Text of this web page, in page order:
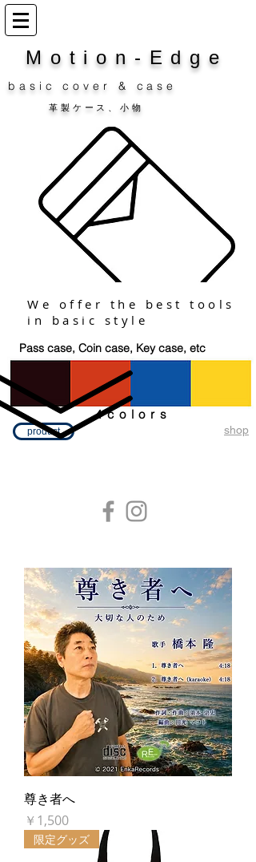
​Motion-Edge
basic cover & case
We offer the
​ best tools
in basic style
​革製ケース、小物
Pass case, Coin case, Key case, etc
4colors
​shop
product
尊き者へ
価格
￥1,500
限定グッズ